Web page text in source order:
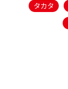
タカタ